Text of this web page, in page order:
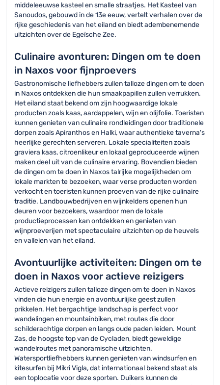
middeleeuwse kasteel en smalle straatjes. Het Kasteel van
Sanoudos, gebouwd in de 13e eeuw, vertelt verhalen over de
rijke geschiedenis van het eiland en biedt adembenemende
uitzichten over de Egeïsche Zee.
Culinaire avonturen: Dingen om te doen
in Naxos voor fijnproevers
Gastronomische liefhebbers zullen talloze dingen om te doen
in Naxos ontdekken die hun smaakpapillen zullen verrukken.
Het eiland staat bekend om zijn hoogwaardige lokale
producten zoals kaas, aardappelen, wijn en olijfolie. Toeristen
kunnen genieten van culinaire rondleidingen door traditionele
dorpen zoals Apiranthos en Halki, waar authentieke taverna's
heerlijke gerechten serveren. Lokale specialiteiten zoals
graviera kaas, citroenlikeur en lokaal geproduceerde wijnen
maken deel uit van de culinaire ervaring. Bovendien bieden
de dingen om te doen in Naxos talrijke mogelijkheden om
lokale markten te bezoeken, waar verse producten worden
verkocht en toeristen kunnen proeven van de rijke culinaire
traditie. Landbouwbedrijven en wijnkelders openen hun
deuren voor bezoekers, waardoor men de lokale
productieprocessen kan ontdekken en genieten van
wijnproeverijen met spectaculaire uitzichten op de heuvels
en valleien van het eiland.
Avontuurlijke activiteiten: Dingen om te
doen in Naxos voor actieve reizigers
Actieve reizigers zullen talloze dingen om te doen in Naxos
vinden die hun energie en avontuurlijke geest zullen
prikkelen. Het bergachtige landschap is perfect voor
wandelingen en mountainbiken, met routes die door
schilderachtige dorpen en langs oude paden leiden. Mount
Zas, de hoogste top van de Cycladen, biedt geweldige
wandelroutes met panoramische uitzichten.
Watersportliefhebbers kunnen genieten van windsurfen en
kitesurfen bij Mikri Vigla, dat internationaal bekend staat als
een toplocatie voor deze sporten. Duikers kunnen de